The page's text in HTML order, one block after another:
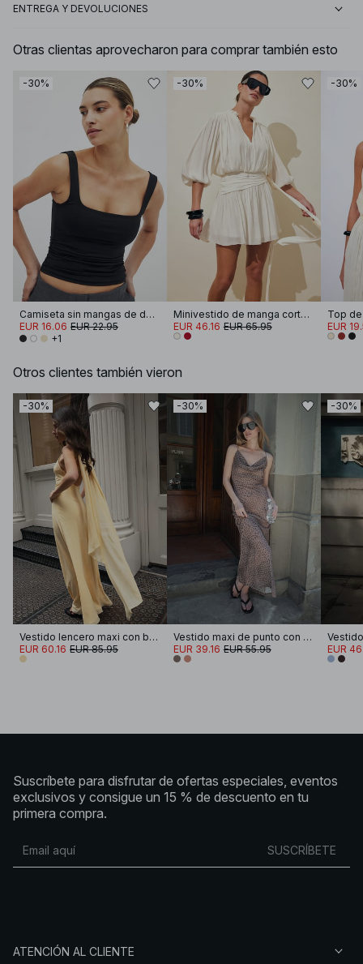
ENTREGA Y DEVOLUCIONES
Otras clientas aprovecharon para comprar también esto
-30%
Camiseta sin mangas de doble pliegue
EUR 16.06 EUR 22.95
+1
-30%
Minivestido de manga corta con cintura atada
EUR 46.16 EUR 65.95
-30%
Top
EUR
Otros clientes también vieron
-30%
Vestido lencero maxi con bufanda
EUR 60.16 EUR 85.95
-30%
Vestido maxi de punto con falda interior
EUR 39.16 EUR 55.95
-30%
EUR
Suscríbete para disfrutar de ofertas especiales, eventos
exclusivos y consigue un 15 % de descuento en tu
primera compra.
SUSCRÍBETE
ATENCIÓN AL CLIENTE